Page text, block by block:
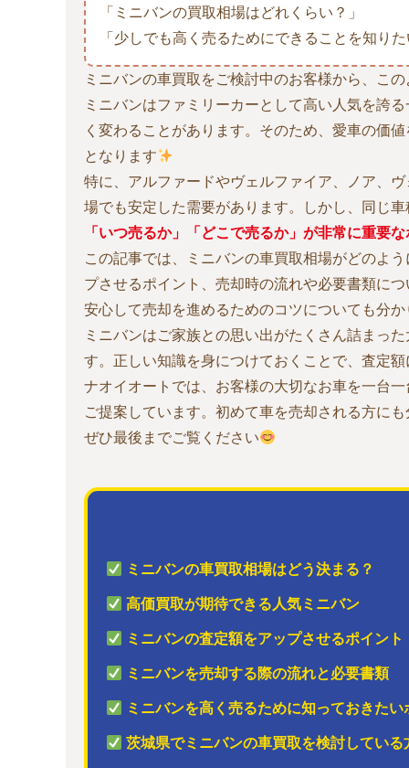
「ミニバンの買取相場はどれくらい？」
「少しでも高く売るためにできることを知りた
ミニバンの車買取をご検討中のお客様から、こ
ミニバンはファミリーカーとして高い人気を誇
く変わることがあります。そのため、愛車の価値
となります
特に、アルファードやヴェルファイア、ノア、
場でも安定した需要があります。しかし、同じ
「いつ売るか」「どこで売るか」が非常に重要な
この記事では、ミニバンの車買取相場がどのよ
プさせるポイント、売却時の流れや必要書類に
安心して売却を進めるためのコツについても分
ミニバンはご家族との思い出がたくさん詰まっ
す。正しい知識を身につけておくことで、査定
ナオイオートでは、お客様の大切なお車を一台
ご提案しています。初めて車を売却される方に
ぜひ最後までご覧ください
ミニバンの車買取相場はどう決まる？
高価買取が期待できる人気ミニバン
ミニバンの査定額をアップさせるポイント
ミニバンを売却する際の流れと必要書類
ミニバンを高く売るために知っておきたい
茨城県でミニバンの車買取を検討している